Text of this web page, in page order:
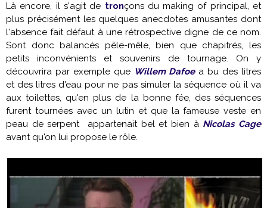
Là encore, il s'agit de tronçons du making of principal, et
plus précisément les quelques anecdotes amusantes dont
l'absence fait défaut à une rétrospective digne de ce nom.
Sont donc balancés pêle-mêle, bien que chapitrés, les
petits inconvénients et souvenirs de tournage. On y
découvrira par exemple que Willem Dafoea bu des litres
et des litres d'eau pour ne pas simuler la séquence où il va
aux toilettes, qu'en plus de la bonne fée, des séquences
furent tournées avec un lutin et que la fameuse veste en
peau de serpent appartenait bel et bien à Nicolas Cage
avant qu'on lui propose le rôle.